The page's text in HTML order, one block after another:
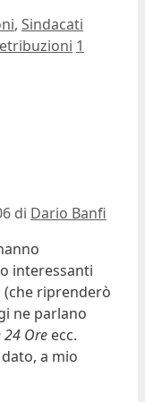
, Sindacati
1
di Dario Banfi
interessanti
(che riprenderò
ne parlano
24 Ore ecc.
a mio